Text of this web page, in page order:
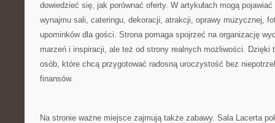
dowiedzieć się, jak porównać oferty. W artykułach mogą
wynajmu sali, cateringu, dekoracji, atrakcji, oprawy muzycznej,
upominków dla gości. Strona pomaga spojrzeć na organizację
marzeń i inspiracji, ale też od strony realnych możliwości. Dzięki
osób, które chcą przygotować radosną uroczystość bez
finansów.
Na stronie ważne miejsce zajmują także zabawy. Sala Lacerta